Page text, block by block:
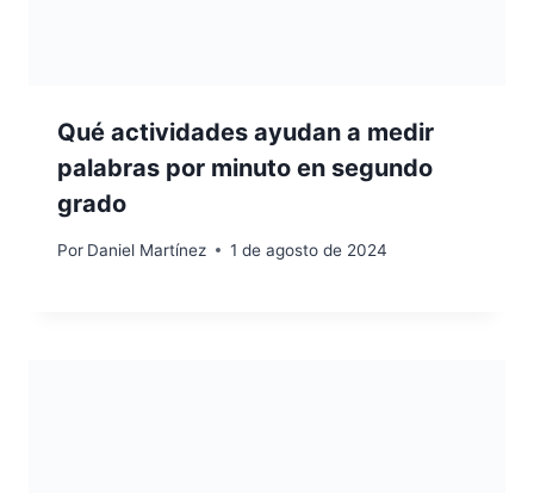
Qué actividades ayudan a medir
palabras por minuto en segundo
grado
Por Daniel Martínez 1 de agosto de 2024